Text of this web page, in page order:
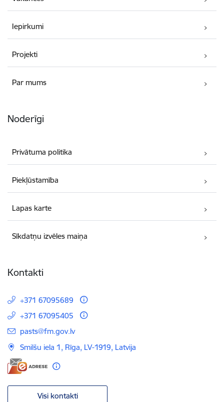
Iepirkumi
Projekti
Par mums
Noderīgi
Privātuma politika
Piekļūstamība
Lapas karte
Sīkdatņu izvēles maiņa
Kontakti
+371 67095689
+371 67095405
E-pasts:
pasts@fm.gov.lv
Smilšu iela 1, Rīga, LV-1919, Latvija
Visi kontakti